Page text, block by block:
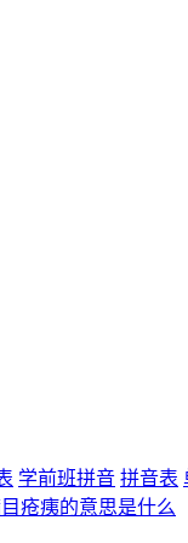
学前班拼音 拼音表